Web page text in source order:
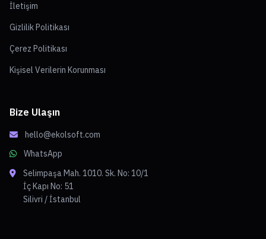
İletişim
Gizlilik Politikası
Çerez Politikası
Kişisel Verilerin Korunması
Bize Ulaşın
hello@ekolsoft.com
WhatsApp
Selimpaşa Mah. 1010. Sk. No: 10/1
İç Kapı No: 51
Silivri / İstanbul